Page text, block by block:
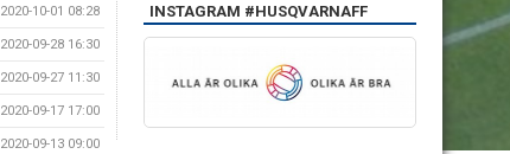
2020-10-01 08:28
2020-09-28 16:30
2020-09-27 11:30
2020-09-17 17:00
2020-09-13 09:00
INSTAGRAM #HUSQVARNAFF